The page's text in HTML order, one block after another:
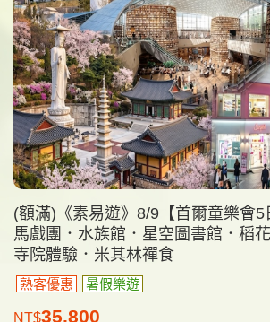
(額滿)《素易遊》8/9【首爾童樂會5
馬戲團．水族館．星空圖書館．稻
寺院體驗．米其林禪食
熟客優惠 暑假樂遊
NT$35,800